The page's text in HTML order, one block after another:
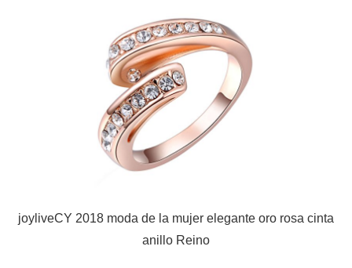
joyliveCY 2018 moda de la mujer elegante oro rosa cinta
anillo Reino